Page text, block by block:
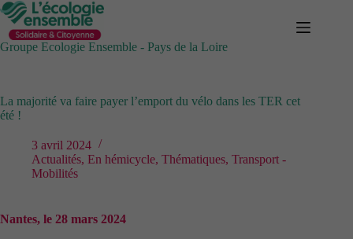
Passer
au
contenu
Groupe Ecologie Ensemble - Pays de la Loire
La majorité va faire payer l’emport du vélo dans les TER cet
été !
3 avril 2024
Actualités, En hémicycle, Thématiques, Transport -
Mobilités
Nantes, le 28 mars 2024